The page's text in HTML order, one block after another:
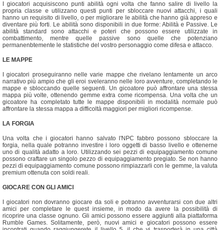
I giocatori acquisiscono punti abilità ogni volta che fanno salire di livello la
propria classe e utilizzano questi punti per sbloccare nuovi attacchi, i quali
hanno un requisito di livello, o per migliorare le abilità che hanno già appreso e
diventare più forti. Le abilità sono disponibili in due forme: Abilità e Passive. Le
abilità standard sono attacchi e poteri che possono essere utilizzate in
combattimento, mentre quelle passive sono quelle che potenziano
permanenbtemente le statistiche del vostro personaggio come difesa e attacco.
LE MAPPE
I giocatori proseguiranno nelle varie mappe che rivelano lentamente un arco
narrativo più ampio che gli eroi sveleranno nelle loro avventure, completando le
mappe e sbloccando quelle seguenti. Un gicoatore può affrontare una stessa
mappa più volte, ottenendo gemme extra come ricompensa. Una volta che un
gicoatore ha completato tutte le mappe disponibili in modalità normale può
affrontare la stessa mappa a difficoltà maggiori per migliori ricompense.
LA FORGIA
Una volta che i giocatori hanno salvato l'NPC fabbro possono sbloccare la
forgia, nella quale potranno investire i loro oggetti di basso livello e ottenerne
uno di qualità adatto a loro. Utilizzando sei pezzi di equipaggiamento comune
possono craftare un singolo pezzo di equipaggiamento pregiato. Se non hanno
pezzi di equipaggiamento comune possono rimpiazzarli con le gemme, la valuta
premium ottenuta con soldi reali.
GIOCARE CON GLI AMICI
I giocatori non dovranno giocare da soli e potranno avventurarsi con due altri
amici per completare le quest insieme, in modo da avere la possibilità di
ricoprire una classe ognuno. Gli amici possono essere aggiunti alla piattaforma
Rumble Games. Solitamente, però, nuovi amici e giocatori possono essere